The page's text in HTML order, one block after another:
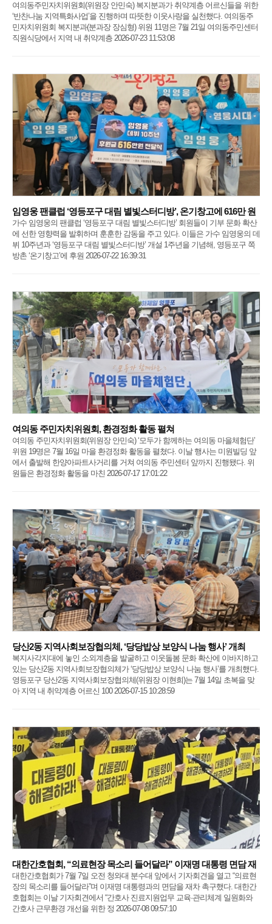
여의동주민자치위원회(위원장 안민숙) 복지분과가 취약계층 어르신들을 위한
‘반찬나눔 지역특화사업’을 진행하며 따뜻한 이웃사랑을 실천했다. 여의동주
민자치위원회 복지분과(분과장 장심형) 위원 11명은 7월 21일 여의동주민센터
직원식당에서 지역 내 취약계층 2026-07-23 11:53:08
임영웅 팬클럽 ‘영등포구 대림 별빛스터디방’, 온기창고에 616만 원
가수 임영웅의 팬클럽 ‘영등포구 대림 별빛스터디방’ 회원들이 기부 문화 확산
에 선한 영향력을 발휘하며 훈훈한 감동을 주고 있다. 이들은 가수 임영웅의 데
뷔 10주년과 ‘영등포구 대림 별빛스터디방’ 개설 1주년을 기념해, 영등포구 쪽
방촌 ‘온기창고’에 후원 2026-07-22 16:39:31
여의동 주민자치위원회, 환경정화 활동 펼쳐
여의동 주민자치위원회(위원장 안민숙) ‘모두가 함께하는 여의동 마을체험단’
위원 19명은 7월 16일 마을 환경정화 활동을 펼쳤다. 이날 행사는 미원빌딩 앞
에서 출발해 한양아파트사거리를 거쳐 여의동 주민센터 앞까지 진행됐다. 위
원들은 환경정화 활동을 마친 2026-07-17 17:01:22
당산2동 지역사회보장협의체, ‘당당밥상 보양식 나눔 행사’ 개최
복지사각지대에 놓인 소외계층을 발굴하고 이웃돌봄 문화 확산에 이바지하고
있는 당산2동 지역사회보장협의체가 ‘당당밥상 보양식 나눔 행사’를 개최했다.
영등포구 당산2동 지역사회보장협의체(위원장 이현희)는 7월 14일 초복을 맞
아 지역 내 취약계층 어르신 100 2026-07-15 10:28:59
대한간호협회, “의료현장 목소리 들어달라” 이재명 대통령 면담 재
대한간호협회가 7월 7일 오전 청와대 분수대 앞에서 기자회견을 열고 “의료현
장의 목소리를 들어달라”며 이재명 대통령과의 면담을 재차 촉구했다. 대한간
호협회는 이날 기자회견에서 “간호사 진료지원업무 교육·관리체계 일원화와
간호사 근무환경 개선을 위한 정 2026-07-08 09:57:10